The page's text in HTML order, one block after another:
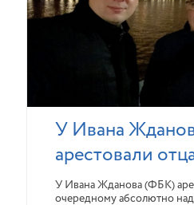
У Ивана
арестовали
У Ивана Жданова (ФБК)
очередному абсолютно